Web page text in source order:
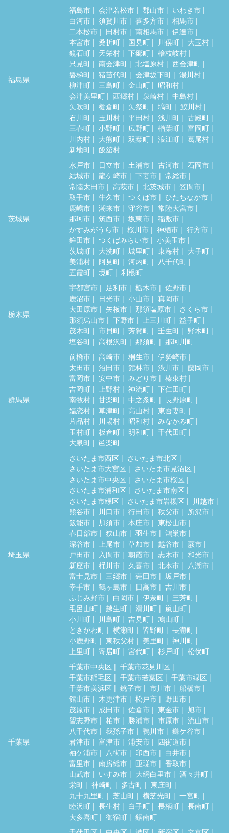
福島県
福島市 会津若松市 郡山市
いわき市
白河市
須賀川市 喜多方市
相馬市
二本松市
田村市 南相馬市
伊達市
本宮市
桑折町 国見町 川俣町
大玉村
鏡石町
天栄村 下郷町
檜枝岐村
只見町
南会津町 北塩原村
西会津町
磐梯町
猪苗代町 会津坂下町
湯川村
柳津町
三島町 金山町
昭和村
会津美里町
西郷村 泉崎村
中島村
矢吹町
棚倉町 矢祭町 塙町
鮫川村
石川町
玉川村 平田村 浅川町
古殿町
三春町
小野町 広野町 楢葉町
富岡町
川内村
大熊町 双葉町 浪江町
葛尾村
新地町
飯舘村
茨城県
水戸市 日立市 土浦市 古河市
石岡市
結城市
龍ケ崎市 下妻市
常総市
常陸太田市
高萩市 北茨城市
笠間市
取手市
牛久市 つくば市
ひたちなか市
鹿嶋市
潮来市 守谷市
常陸大宮市
那珂市
筑西市 坂東市
稲敷市
かすみがうら市
桜川市 神栖市
行方市
鉾田市
つくばみらい市
小美玉市
茨城町
大洗町 城里町 東海村
大子町
美浦村
阿見町 河内町
八千代町
五霞町
境町 利根町
栃木県
宇都宮市 足利市 栃木市
佐野市
鹿沼市
日光市 小山市
真岡市
大田原市
矢板市 那須塩原市
さくら市
那須烏山市
下野市 上三川町
益子町
茂木町
市貝町 芳賀町 壬生町
野木町
塩谷町
高根沢町 那須町 那珂川町
群馬県
前橋市 高崎市 桐生市
伊勢崎市
太田市
沼田市 館林市 渋川市
藤岡市
富岡市
安中市 みどり市
榛東村
吉岡町
上野村 神流町
下仁田町
南牧村
甘楽町 中之条町
長野原町
嬬恋村
草津町 高山村
東吾妻町
片品村
川場村 昭和村
みなかみ町
玉村町
板倉町 明和町
千代田町
大泉町
邑楽町
埼玉県
さいたま市西区
さいたま市北区
さいたま市大宮区
さいたま市見沼区
さいたま市中央区
さいたま市桜区
さいたま市浦和区
さいたま市南区
さいたま市緑区
さいたま市岩槻区
川越市
熊谷市
川口市 行田市 秩父市
所沢市
飯能市
加須市 本庄市
東松山市
春日部市
狭山市 羽生市
鴻巣市
深谷市
上尾市 草加市 越谷市
蕨市
戸田市
入間市 朝霞市 志木市
和光市
新座市
桶川市 久喜市 北本市
八潮市
富士見市
三郷市 蓮田市
坂戸市
幸手市
鶴ヶ島市 日高市
吉川市
ふじみ野市
白岡市 伊奈町
三芳町
毛呂山町
越生町 滑川町
嵐山町
小川町
川島町 吉見町
鳩山町
ときがわ町
横瀬町 皆野町
長瀞町
小鹿野町
東秩父村 美里町
神川町
上里町
寄居町 宮代町 杉戸町 松伏町
千葉県
千葉市中央区
千葉市花見川区
千葉市稲毛区
千葉市若葉区
千葉市緑区
千葉市美浜区
銚子市 市川市
船橋市
館山市
木更津市 松戸市
野田市
茂原市
成田市 佐倉市 東金市
旭市
習志野市
柏市 勝浦市 市原市
流山市
八千代市
我孫子市 鴨川市
鎌ケ谷市
君津市
富津市 浦安市
四街道市
袖ケ浦市
八街市 印西市
白井市
富里市
南房総市 匝瑳市
香取市
山武市
いすみ市 大網白里市
酒々井町
栄町
神崎町 多古町
東庄町
九十九里町
芝山町 横芝光町
一宮町
睦沢町
長生村 白子町 長柄町
長南町
大多喜町
御宿町
鋸南町